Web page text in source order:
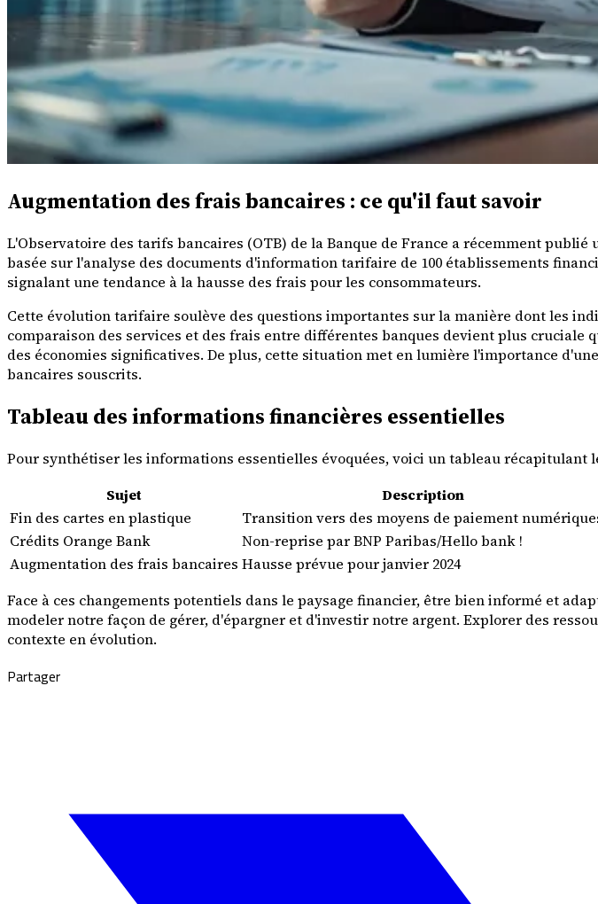
Augmentation des frais bancaires : ce qu'il faut savoir
L'Observatoire des tarifs bancaires (OTB) de la Banque de France a récemment
basée sur l'analyse des documents d'information tarifaire de 100 établissements
signalant une tendance à la hausse des frais pour les consommateurs.
Cette évolution tarifaire soulève des questions importantes sur la manière dont les
comparaison des services et des frais entre différentes banques devient plus
des économies significatives. De plus, cette situation met en lumière l'importance
bancaires souscrits.
Tableau des informations financières essentielles
Pour synthétiser les informations essentielles évoquées, voici un tableau
Sujet
Description
Fin des cartes en plastique
Transition vers des moyens de paiement
Crédits Orange Bank
Non-reprise par BNP Paribas/Hello bank !
Augmentation des frais bancaires Hausse prévue pour janvier 2024
Face à ces changements potentiels dans le paysage financier, être bien informé et
modeler notre façon de gérer, d'épargner et d'investir notre argent. Explorer des
contexte en évolution.
Partager